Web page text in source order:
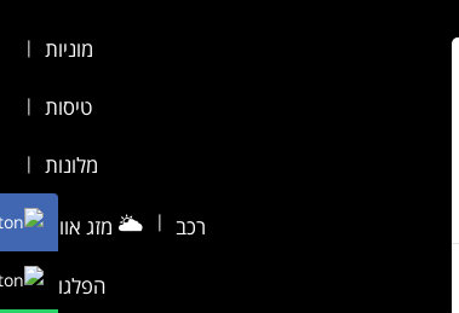
מוניות |
טיסות |
מלונות |
רכב |
🌥️ מזג אוויר |
הפלגות |